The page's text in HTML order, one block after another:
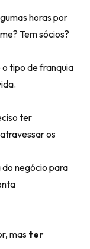
horas por
Tem sócios?
tipo de franquia
ter
os
negócio para
mas ter